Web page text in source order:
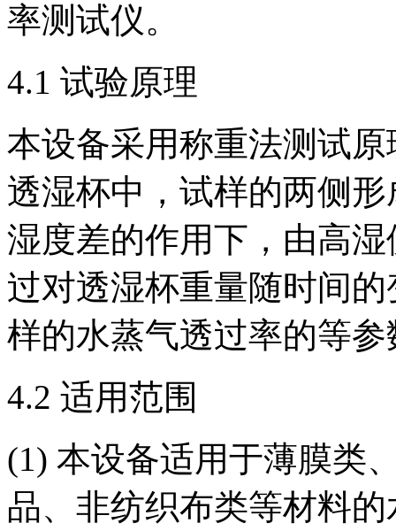
率测试仪。
4.1 试验原理
本设备采用称重法测试
透湿杯中，试样的两侧
湿度差的作用下，由高
过对透湿杯重量随时间
样的水蒸气透过率的等参
4.2 适用范围
(1) 本设备适用于薄膜类
品、非纺织布类等材料